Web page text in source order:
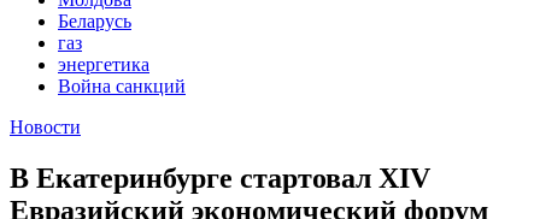
Беларусь
газ
энергетика
Война санкций
Новости
В Екатеринбурге стартовал XIV
Евразийский экономический форум